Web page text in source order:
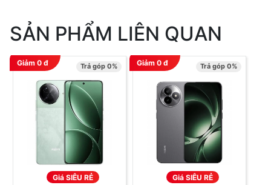
SẢN PHẨM LIÊN QUAN
Giảm 0đ Trả góp 0%
Giá SIÊU RẺ
Giảm 0đ Trả góp 0%
Giá SIÊU RẺ